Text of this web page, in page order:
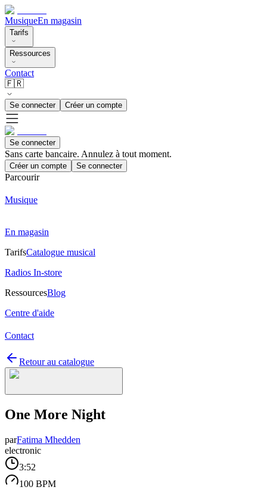
MusiqueEn magasin
Tarifs
Ressources
Contact
🇫🇷
Se connecter Créer un compte
Se connecter
Sans carte bancaire. Annulez à tout moment.
Créer un compte Se connecter
Parcourir
Musique
En magasin
TarifsCatalogue musical
Radios In-store
RessourcesBlog
Centre d'aide
Contact
Retour au catalogue
One More Night
parFatima Mhedden
electronic
3:52
100 BPM